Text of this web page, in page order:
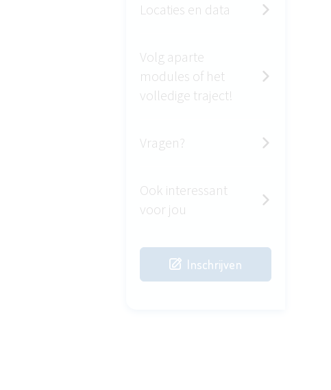
Locaties en data
Volg aparte
modules of het
volledige traject!
Vragen?
Ook interessant
voor jou
Inschrijven